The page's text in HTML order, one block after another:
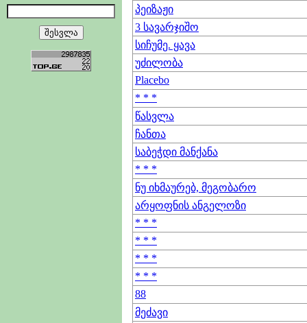
პეიზაჟი
3 სავარჯიშო
სიჩუმე. ყავა
უძილობა
Placebo
* * *
წასვლა
ჩანთა
საბეჭდი მანქანა
* * *
ნუ იხმაურებ, მეგობარო
არყოფნის ანგელოზი
* * *
* * *
* * *
* * *
88
მეძავი